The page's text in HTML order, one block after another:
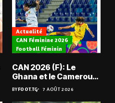
Actualité
CAN Féminine 2026
Football Féminin
CAN 2026 (F): Le
Ghana et le Cameroun
en quarts
BYFOOT.TG 7 AOÛT 2026